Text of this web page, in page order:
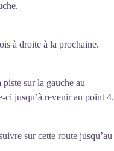
à droite à la prochaine.
sur la gauche au
ci jusqu’à revenir au point 4.
sur cette route jusqu’au